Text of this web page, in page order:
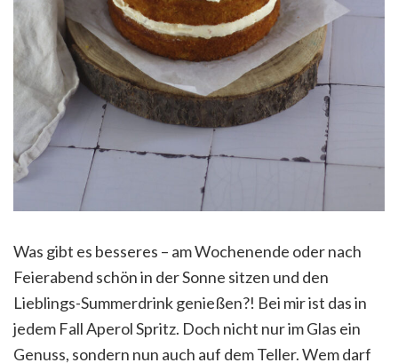
Was gibt es besseres – am Wochenende oder nach
Feierabend schön in der Sonne sitzen und den
Lieblings-Summerdrink genießen?! Bei mir ist das in
jedem Fall Aperol Spritz. Doch nicht nur im Glas ein
Genuss, sondern nun auch auf dem Teller. Wem darf